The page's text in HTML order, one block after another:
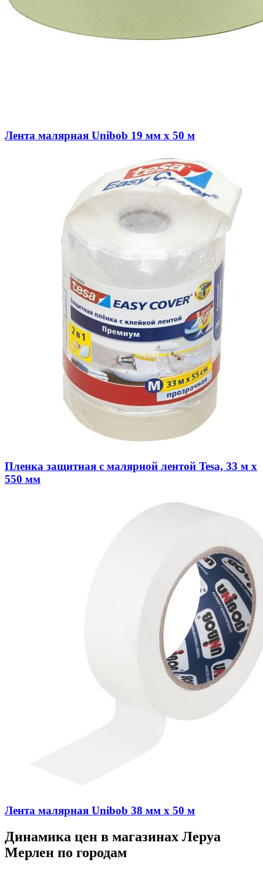
Лента малярная Unibob 19 мм x 50 м
Пленка защитная с малярной лентой Tesa, 33 м х
550 мм
Лента малярная Unibob 38 мм х 50 м
Динамика цен в магазинах Леруа
Мерлен по городам